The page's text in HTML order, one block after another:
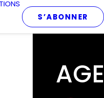
S’ABONNER